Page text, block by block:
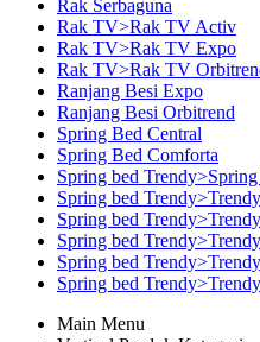
Rak Serbaguna
Rak TV>Rak TV Activ
Rak TV>Rak TV Expo
Rak TV>Rak TV
Ranjang Besi Expo
Ranjang Besi Orbitrend
Spring Bed Central
Spring Bed Comforta
Spring bed
Spring bed
Spring bed
Spring bed
Spring bed
Spring bed
Main Menu